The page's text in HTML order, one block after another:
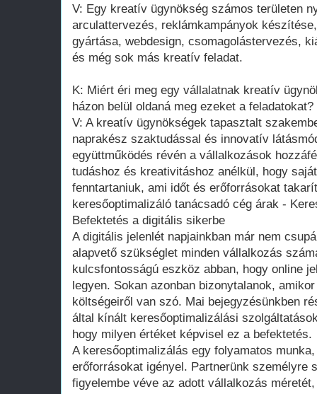
V: Egy kreatív ügynökség számos területen
arculattervezés, reklámkampányok
gyártása, webdesign, csomagolástervezés,
és még sok más kreatív feladat.
K: Miért éri meg egy vállalatnak kreatív
házon belül oldaná meg ezeket a feladatokat?
V: A kreatív ügynökségek tapasztalt
naprakész szaktudással és innovatív
együttműködés révén a vállalkozások
tudáshoz és kreativitáshoz anélkül, hogy
fenntartaniuk, ami időt és erőforrásokat
keresőoptimalizáló tanácsadó cég árak -
Befektetés a digitális sikerbe
A digitális jelenlét napjainkban már nem
alapvető szükséglet minden vállalkozás
kulcsfontosságú eszköz abban, hogy online
legyen. Sokan azonban bizonytalanok,
költségeiről van szó. Mai bejegyzésünkben
által kínált keresőoptimalizálási
hogy milyen értéket képvisel ez a befektetés.
A keresőoptimalizálás egy folyamatos
erőforrásokat igényel. Partnerünk személyre
figyelembe véve az adott vállalkozás